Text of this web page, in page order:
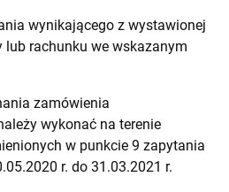
wynikającego z wystawionej
rachunku we wskazanym
zamówienia
wykonać na terenie
w punkcie 9 zapytania
r. do 31.03.2021 r.